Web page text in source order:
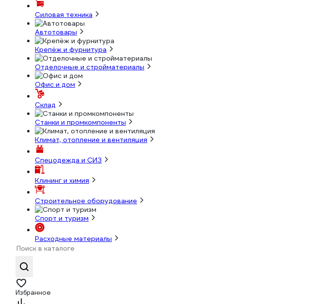
Силовая техника
Автотовары
Крепёж и фурнитура
Отделочные и стройматериалы
Офис и дом
Склад
Станки и промкомпоненты
Климат, отопление и вентиляция
Спецодежда и СИЗ
Клининг и химия
Строительное оборудование
Спорт и туризм
Расходные материалы
Избранное